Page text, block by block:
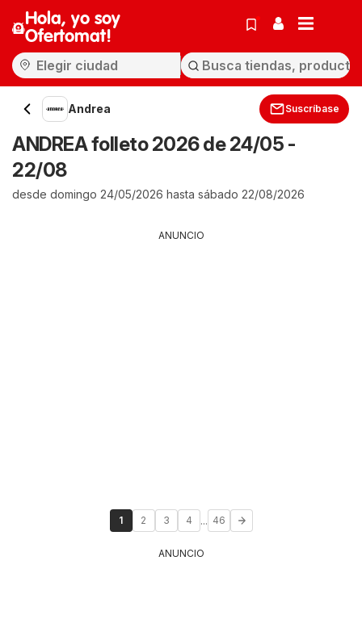
Hola, yo soy
Ofertomat!
Andrea Suscríbase
ANDREA folleto 2026 de 24/05 -
22/08
desde domingo 24/05/2026 hasta sábado 22/08/2026
ANUNCIO
1 2 3 4 ... 46
ANUNCIO